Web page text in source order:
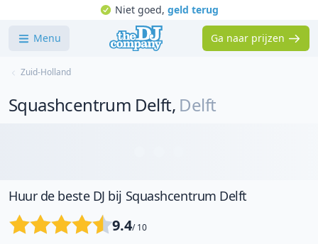
Niet goed, geld terug
Menu Ga naar prijzen
Zuid-Holland
Squashcentrum Delft, Delft
Huur de beste DJ bij Squashcentrum Delft
9.4/ 10